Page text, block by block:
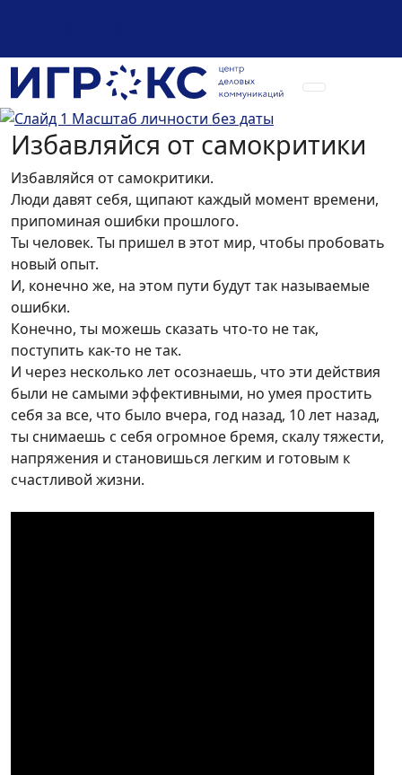
Избавляйся от самокритики
Избавляйся от самокритики.
Люди давят себя, щипают каждый момент времени,
припоминая ошибки прошлого.
Ты человек. Ты пришел в этот мир, чтобы пробовать
новый опыт.
И, конечно же, на этом пути будут так называемые
ошибки.
Конечно, ты можешь сказать что-то не так,
поступить как-то не так.
И через несколько лет осознаешь, что эти действия
были не самыми эффективными, но умея простить
себя за все, что было вчера, год назад, 10 лет назад,
ты снимаешь с себя огромное бремя, скалу тяжести,
напряжения и становишься легким и готовым к
счастливой жизни.